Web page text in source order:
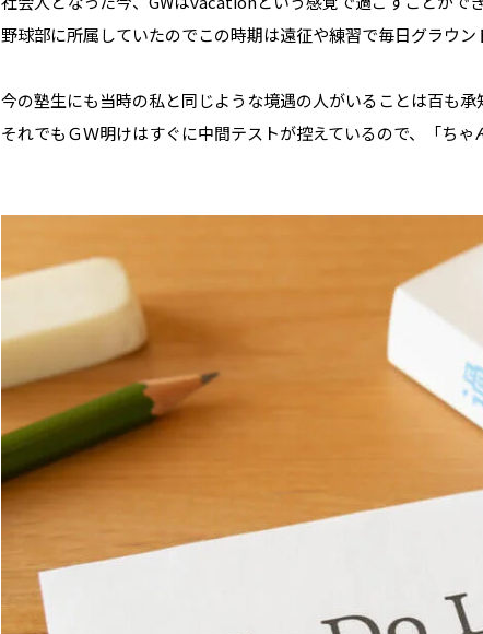
野球部に所属していたのでこの時期は遠征や練習で毎日グラウン
今の塾生にも当時の私と同じような境遇の人がいることは百も承
それでもＧＷ明けはすぐに中間テストが控えているので、「ち